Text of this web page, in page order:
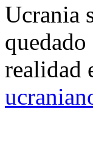
Ucrania
realidad